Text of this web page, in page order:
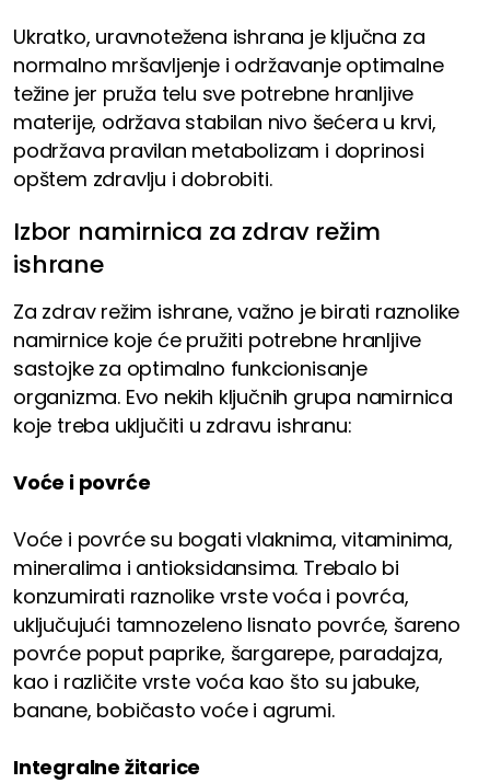
Ukratko, uravnotežena ishrana je ključna za
normalno mršavljenje i održavanje optimalne
težine jer pruža telu sve potrebne hranljive
materije, održava stabilan nivo šećera u krvi,
podržava pravilan metabolizam i doprinosi
opštem zdravlju i dobrobiti.
Izbor namirnica za zdrav režim
ishrane
Za zdrav režim ishrane, važno je birati raznolike
namirnice koje će pružiti potrebne hranljive
sastojke za optimalno funkcionisanje
organizma. Evo nekih ključnih grupa namirnica
koje treba uključiti u zdravu ishranu:
Voće i povrće
Voće i povrće su bogati vlaknima, vitaminima,
mineralima i antioksidansima. Trebalo bi
konzumirati raznolike vrste voća i povrća,
uključujući tamnozeleno lisnato povrće, šareno
povrće poput paprike, šargarepe, paradajza,
kao i različite vrste voća kao što su jabuke,
banane, bobičasto voće i agrumi.
Integralne žitarice